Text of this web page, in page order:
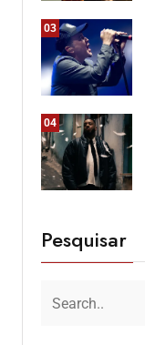
03
04
Pesquisar